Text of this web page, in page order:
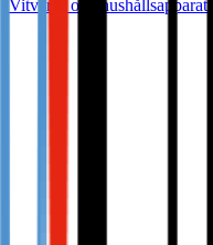
Vitvaror och hushållsapparater